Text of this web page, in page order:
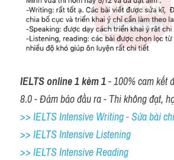
IELTS online 1 kèm 1 - 100% cam kết
8.0 - Đảm bảo đầu ra - Thi không đạt,
>> IELTS Intensive Writing - Sửa bài
>> IELTS Intensive Listening
>> IELTS Intensive Reading